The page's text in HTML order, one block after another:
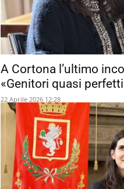
A Cortona l’ultimo
«Genitori quasi
22 Aprile 2026 12:28